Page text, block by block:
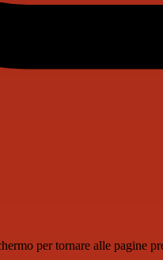
per tornare alle pagine